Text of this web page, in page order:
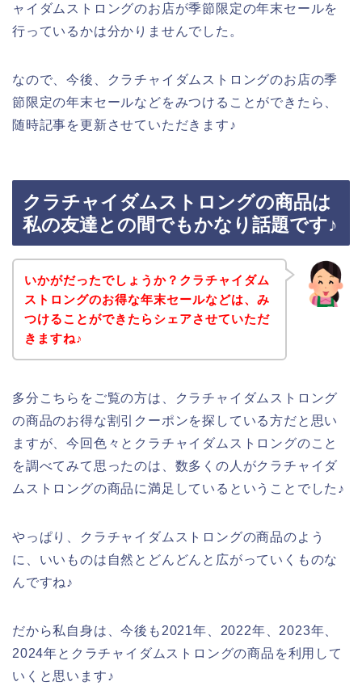
ャイダムストロングのお店が季節限定の年末セールを
行っているかは分かりませんでした。
なので、今後、クラチャイダムストロングのお店の季
節限定の年末セールなどをみつけることができたら、
随時記事を更新させていただきます♪
クラチャイダムストロングの商品は
私の友達との間でもかなり話題です♪
いかがだったでしょうか？クラチャイダム
ストロングのお得な年末セールなどは、み
つけることができたらシェアさせていただ
きますね♪
多分こちらをご覧の方は、クラチャイダムストロング
の商品のお得な割引クーポンを探している方だと思い
ますが、今回色々とクラチャイダムストロングのこと
を調べてみて思ったのは、数多くの人がクラチャイダ
ムストロングの商品に満足しているということでした♪
やっぱり、クラチャイダムストロングの商品のよう
に、いいものは自然とどんどんと広がっていくものな
んですね♪
だから私自身は、今後も2021年、2022年、2023年、
2024年とクラチャイダムストロングの商品を利用して
いくと思います♪